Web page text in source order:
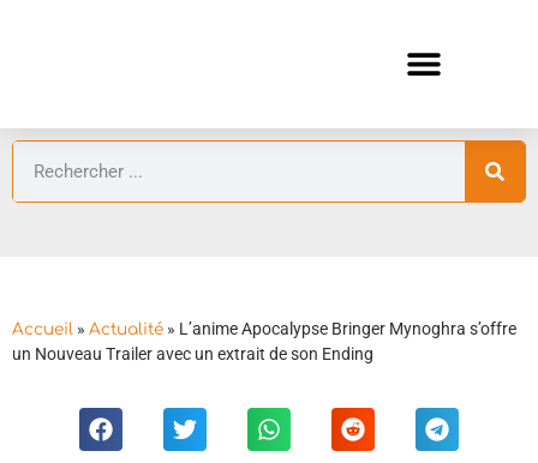
Accueil » Actualité » L’anime Apocalypse Bringer Mynoghra s’offre
un Nouveau Trailer avec un extrait de son Ending